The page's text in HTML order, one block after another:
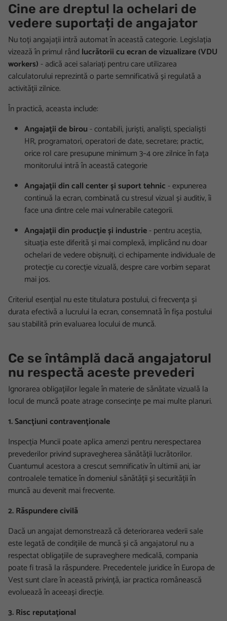
Cine are dreptul la ochelari de
vedere suportați de angajator
Nu toți angajații intră automat în această categorie. Legislația
vizează în primul rândlucrătorii cu ecran de vizualizare (VDU
workers)- adică acei salariați pentru care utilizarea
calculatorului reprezintă o parte semnificativă și regulată a
activității zilnice.
În practică, aceasta include:
Angajații de birou- contabili, juriști, analiști, specialiști
HR, programatori, operatori de date, secretare; practic,
orice rol care presupune minimum 3–4 ore zilnice în fața
monitorului intră în această categorie
Angajații din call center și suport tehnic- expunerea
continuă la ecran, combinată cu stresul vizual și auditiv, îi
face una dintre cele mai vulnerabile categorii.
Angajații din producție și industrie- pentru aceștia,
situația este diferită și mai complexă, implicând nu doar
ochelari de vedere obișnuiți, ci echipamente individuale de
protecție cu corecție vizuală, despre care vorbim separat
mai jos.
Criteriul esențial nu este titulatura postului, ci frecvența și
durata efectivă a lucrului la ecran, consemnată în fișa postului
sau stabilită prin evaluarea locului de muncă.
Ce se întâmplă dacă angajatorul
nu respectă aceste prevederi
Ignorarea obligațiilor legale în materie de sănătate vizuală la
locul de muncă poate atrage consecințe pe mai multe planuri.
1. Sancțiuni contravenționale
Inspecția Muncii poate aplica amenzi pentru nerespectarea
prevederilor privind supravegherea sănătății lucrătorilor.
Cuantumul acestora a crescut semnificativ în ultimii ani, iar
controalele tematice în domeniul sănătății și securității în
muncă au devenit mai frecvente.
2. Răspundere civilă
Dacă un angajat demonstrează că deteriorarea vederii sale
este legată de condițiile de muncă și că angajatorul nu a
respectat obligațiile de supraveghere medicală, compania
poate fi trasă la răspundere. Precedentele juridice în Europa de
Vest sunt clare în această privință, iar practica românească
evoluează în aceeași direcție.
3. Risc reputațional